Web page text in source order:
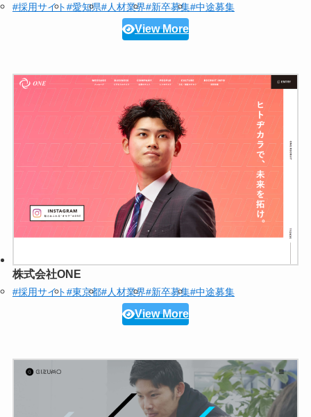
#採用サイト#愛知県#人材業界#新卒募集#中途募集
View More
株式会社ONE
#採用サイト#東京都#人材業界#新卒募集#中途募集
View More